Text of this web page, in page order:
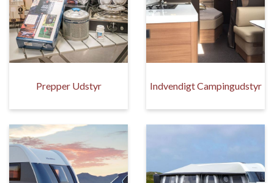
Prepper Udstyr Indvendigt Campingudstyr